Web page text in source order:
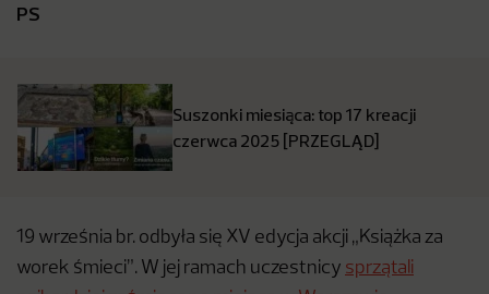
PS
Suszonki miesiąca: top 17 kreacji
czerwca 2025 [PRZEGLĄD]
19 września br. odbyła się XV edycja akcji „Książka za
worek śmieci”. W jej ramach uczestnicy sprzątali